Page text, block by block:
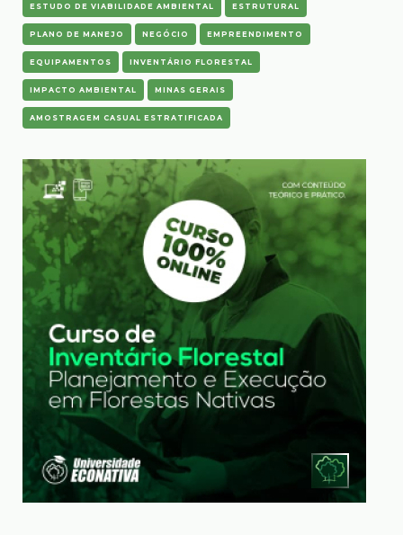
ESTUDO DE VIABILIDADE AMBIENTAL ESTRUTURAL
PLANO DE MANEJO NEGÓCIO EMPREENDIMENTO
EQUIPAMENTOS INVENTÁRIO FLORESTAL
IMPACTO AMBIENTAL MINAS GERAIS
AMOSTRAGEM CASUAL ESTRATIFICADA